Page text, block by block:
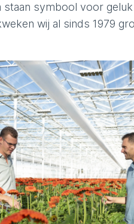
staan symbool voor
wij al sinds 1979